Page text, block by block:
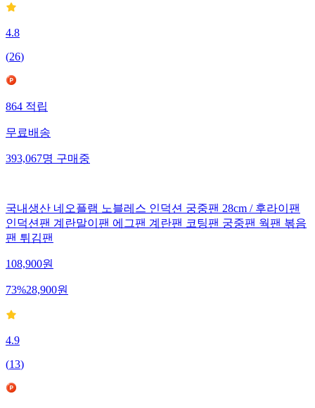
4.8
(26)
864적립
무료배송
393,067명구매중
국내생산 네오플램 노블레스 인덕션 궁중팬 28cm / 후라이팬
인덕션팬 계란말이팬 에그팬 계란팬 코팅팬 궁중팬 웍팬 볶음
팬 튀김팬
108,900원
73%28,900원
4.9
(13)